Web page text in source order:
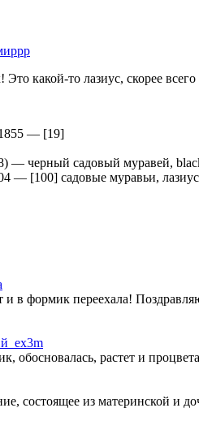
какой-то лазиус, скорее всего
— [19]
— черный садовый муравей,
— [100] садовые муравьи,
и в формик переехала!
обосновалась, растет и
состоящее из материнской и